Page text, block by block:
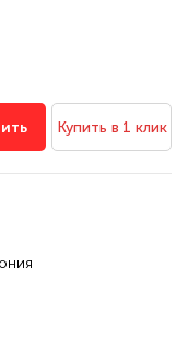
Купить в 1 клик